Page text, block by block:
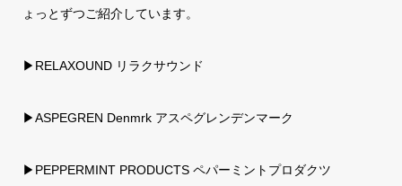
ょっとずつご紹介しています。
▶RELAXOUND リラクサウンド
▶ASPEGREN Denmrk アスペグレンデンマーク
▶PEPPERMINT PRODUCTS ペパーミントプロダクツ